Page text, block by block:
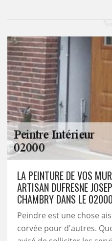
LA PEINTURE DE VOS
ARTISAN DUFRESNE
CHAMBRY DANS LE 02000
Peindre est une chose
corvée pour d'autres.